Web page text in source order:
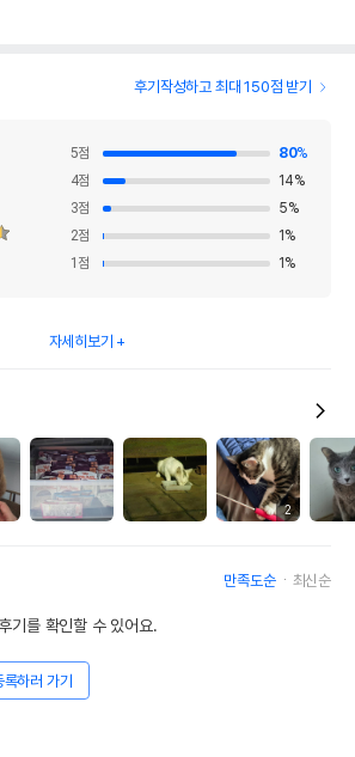
후기작성하고 최대 150점 받기
5점 80%
4점 14%
3점 5%
2점 1 %
1 점 1 %
자세히보기
2
만족도순 최신순
기를 확인할 수 있어요.
록하러 가기